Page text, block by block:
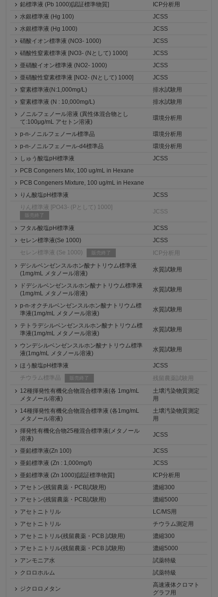
鉛標準液 (Pb 1000)[認証標準物質]
ICP分析用
水銀標準液 (Hg 100)
JCSS
水銀標準液 (Hg 1000)
JCSS
硝酸イオン標準液 (NO3- 1000)
JCSS
硝酸性窒素標準液 [NO3- (Nとして) 1000]
JCSS
亜硝酸イオン標準液 (NO2- 1000)
JCSS
亜硝酸性窒素標準液 [NO2- (Nとして) 1000]
JCSS
窒素標準液(N:1,000mg/L)
排水試験用
窒素標準液 (N : 10,000mg/L)
排水試験用
ノニルフェノール溶液 (異性体混合物とし
て:100μg/mL アセトン溶液)
環境分析用
p-n-ノニルフェノール標準品
環境分析用
p-n-ノニルフェノール-d4標準品
環境分析用
しゅう酸塩pH標準液
JCSS
PCB Congeners Mix, 100 ug/mL in Hexane
PCB Congeners Mixture, 100 ug/mL in Hexane
りん酸塩pH標準液
JCSS
りん標準液 [PO43- (Pとして) 1000]
販売終了
JCSS
フタル酸塩pH標準液
JCSS
セレン標準液(Se 1000)
JCSS
セレン標準液 (Se 1000)
販売終了
ICP分析用
デシルベンゼンスルホン酸ナトリウム標準液
(1mg/mL メタノール溶液)
水質試験用
ドデシルベンゼンスルホン酸ナトリウム標準液
(1mg/mL メタノール溶液)
水質試験用
p-n-オクチルベンゼンスルホン酸ナトリウム標
準液(1mg/mL メタノール溶液)
水質試験用
テトラデシルベンゼンスルホン酸ナトリウム標
準液(1mg/mL メタノール溶液)
水質試験用
ウンデシルベンゼンスルホン酸ナトリウム標準
液(1mg/mL メタノール溶液)
水質試験用
ほう酸塩pH標準液
JCSS
チウラム標準品
販売終了
残留農薬試験用
12種揮発性有機化合物混合標準液(各 1mg/mL
メタノール溶液)
土壌汚染物質測定
用
14種揮発性有機化合物混合標準液 (各1mg/mL
メタノール溶液)
土壌汚染物質測定
用
揮発性有機化合物25種混合標準液(メタノール
溶液)
JCSS
亜鉛標準液(Zn 100)
JCSS
亜鉛標準液 (Zn : 1,000mg/l)
JCSS
亜鉛標準液 (Zn 1000)[認証標準物質]
ICP分析用
アセトン(残留農薬・PCB試験用)
濃縮300
アセトン(残留農薬・PCB試験用)
濃縮5000
アセトニトリル
LC/MS用
アセトニトリル
チウラム測定用
アセトニトリル(残留農薬・PCB 試験用)
濃縮300
アセトニトリル(残留農薬・PCB 試験用)
濃縮5000
アンモニア水
試薬特級
クロロホルム
試薬特級
ジクロロメタン
高速液体クロマト
グラフ用